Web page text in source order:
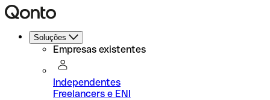
Soluções
Empresas existentes
Independentes
Freelancers e ENI